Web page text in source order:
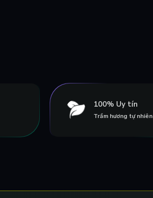
100% Uy tín
Trầm hương tự nhiên